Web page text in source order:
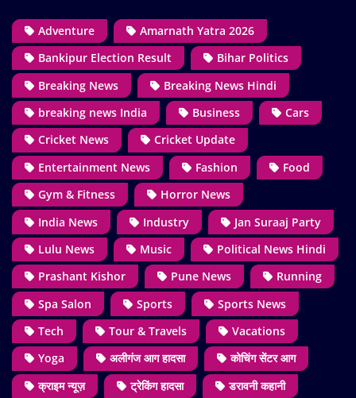
Adventure
Amarnath Yatra 2026
Bankipur Election Result
Bihar Politics
Breaking News
Breaking News Hindi
breaking news India
Business
Cars
Cricket News
Cricket Update
Entertainment News
Fashion
Food
Gym & Fitness
Horror News
India News
Industry
Jan Suraaj Party
Lulu News
Music
Political News Hindi
Prashant Kishor
Pune News
Running
Spa Salon
Sports
Sports News
Tech
Tour & Travels
Vacations
Yoga
अलीगंज आग हादसा
कोचिंग सेंटर आग
क्राइम न्यूज़
ट्रेकिंग हादसा
डरावनी कहानी